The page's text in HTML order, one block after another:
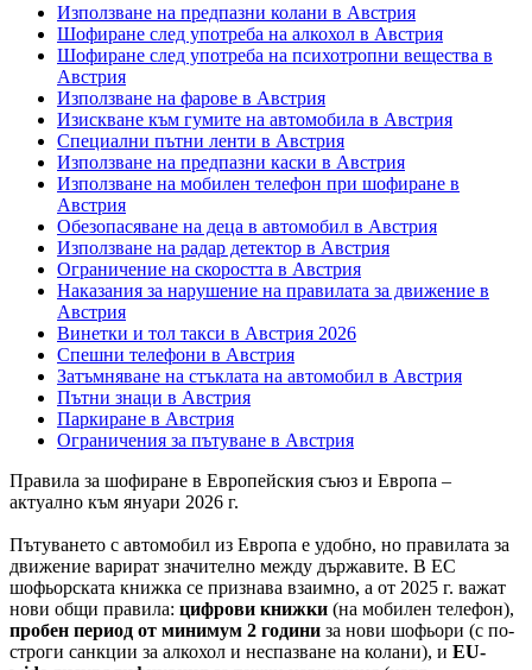
Използване на предпазни колани в Австрия
Шофиране след употреба на алкохол в Австрия
Шофиране след употреба на психотропни вещества в
Австрия
Използване на фарове в Австрия
Изискване към гумите на автомобила в Австрия
Специални пътни ленти в Австрия
Използване на предпазни каски в Австрия
Използване на мобилен телефон при шофиране в
Австрия
Обезопасяване на деца в автомобил в Австрия
Използване на радар детектор в Австрия
Ограничение на скоростта в Австрия
Наказания за нарушение на правилата за движение в
Австрия
Винетки и тол такси в Австрия 2026
Спешни телефони в Австрия
Затъмняване на стъклата на автомобил в Австрия
Пътни знаци в Австрия
Паркиране в Австрия
Ограничения за пътуване в Австрия
Правила за шофиране в Европейския съюз и Европа –
актуално към януари 2026 г.
Пътуването с автомобил из Европа е удобно, но правилата за
движение варират значително между държавите. В ЕС
шофьорската книжка се признава взаимно, а от 2025 г. важат
нови общи правила: цифрови книжки (на мобилен телефон),
пробен период от минимум 2 години за нови шофьори (с по-
строги санкции за алкохол и неспазване на колани), и EU-